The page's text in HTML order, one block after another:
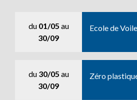
du 01/05 au
30/09
Ecole de
du 30/05 au
30/09
Zéro